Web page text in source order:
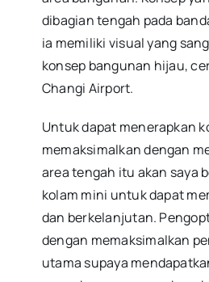
dibagian tengah pada
ia memiliki visual yang
konsep bangunan hijau,
Changi Airport.
Untuk dapat menerapkan
memaksimalkan dengan
area tengah itu akan saya
kolam mini untuk dapat
dan berkelanjutan.
dengan memaksimalkan
utama supaya